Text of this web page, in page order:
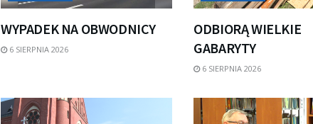
WYPADEK NA OBWODNICY
6 SIERPNIA 2026
ODBIORĄ WIELKIE
GABARYTY
6 SIERPNIA 2026